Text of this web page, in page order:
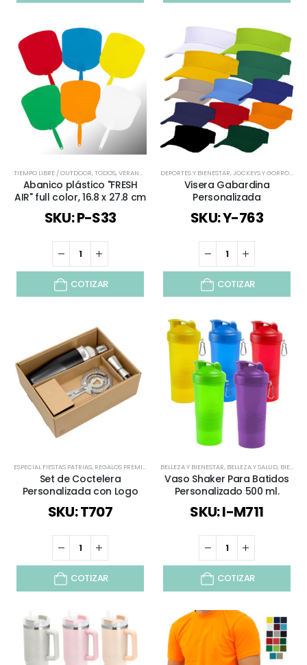
TIEMPO LIBRE / OUTDOOR,TODOS,VERANO VIAJES Y VACACIONES
Abanico plástico "FRESH
AIR" full color, 16.8 x 27.8 cm
SKU: P-S33
COTIZAR
DEPORTES Y BIENESTAR,JOCKEYS Y GORROS
Visera Gabardina
Personalizada
SKU: Y-763
COTIZAR
ESPECIAL FIESTAS PATRIAS, REGALOS PREMIUM TODOS,VERANO,VINO Y COCINA
Set de Coctelera
Personalizada con Logo
SKU: T707
COTIZAR
BELLEZA Y BIENESTAR, BELLEZA Y SALUD, BIENESTAR Y SALUD
Vaso Shaker Para Batidos
Personalizado 500 ml.
SKU: I-M711
COTIZAR